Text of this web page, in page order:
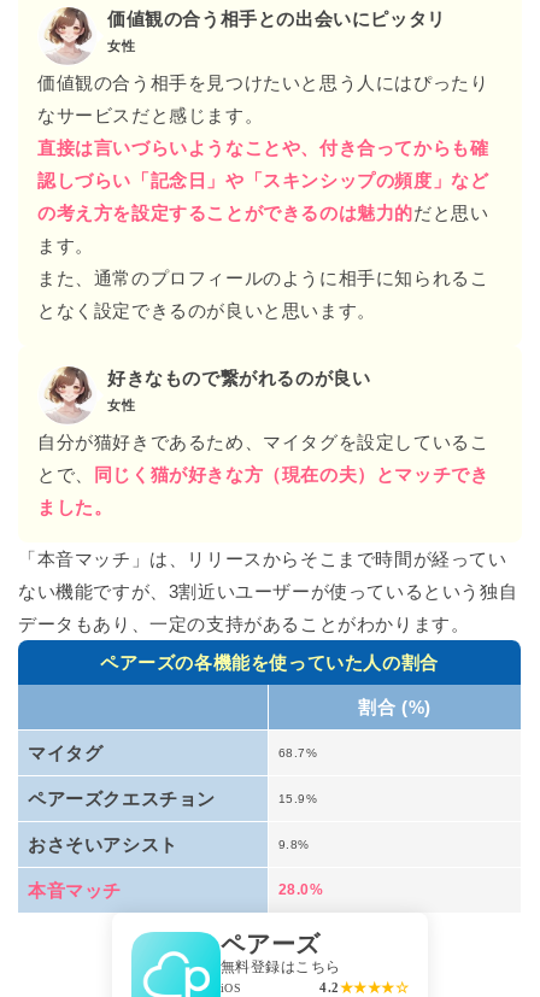
価値観の合う相手との出会いにピッタリ
女性
価値観の合う相手を見つけたいと思う人にはぴったり
なサービスだと感じます。
直接は言いづらいようなことや、付き合ってからも確
認しづらい「記念日」や「スキンシップの頻度」など
の考え方を設定することができるのは魅力的だと思い
ます。
また、通常のプロフィールのように相手に知られるこ
となく設定できるのが良いと思います。
好きなもので繋がれるのが良い
女性
自分が猫好きであるため、マイタグを設定しているこ
とで、
同じく猫が好きな方（現在の夫）とマッチでき
ました。
「本音マッチ」は、リリースからそこまで時間が経ってい
ない機能ですが、3割近いユーザーが使っているという独自
データもあり、一定の支持があることがわかります。
ペアーズの各機能を使っていた人の割合
割合 (%)
マイタグ 68.7%
ペアーズクエスチョン 15.9%
おさそいアシスト 9.8%
本音マッチ 28.0%
ペアーズ
無料登録はこちら
iOS 4.2★★★★☆